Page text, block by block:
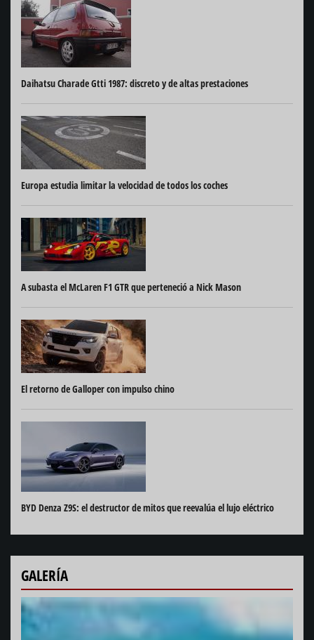
Daihatsu Charade Gtti 1987: discreto y de altas prestaciones
Europa estudia limitar la velocidad de todos los coches
A subasta el McLaren F1 GTR que perteneció a Nick Mason
El retorno de Galloper con impulso chino
BYD Denza Z9S: el destructor de mitos que reevalúa el lujo eléctrico
GALERÍA